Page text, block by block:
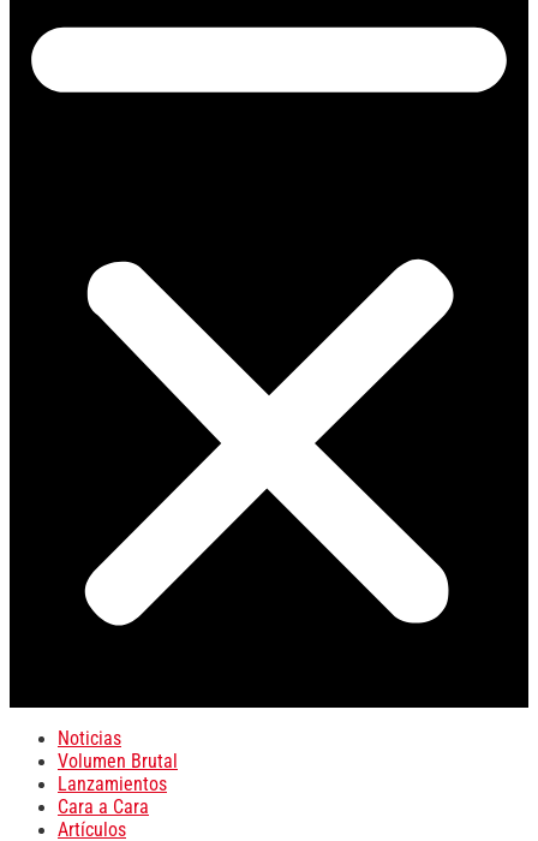
Noticias
Volumen Brutal
Lanzamientos
Cara a Cara
Artículos